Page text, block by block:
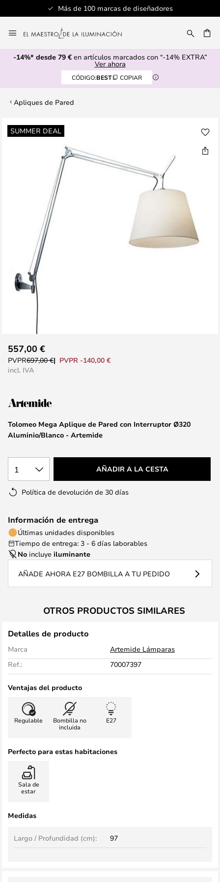
Más de 100 marcas de diseñadores
al
contenido
-14%* desde 79 €en artículos marcados con “-14% EXTRA”
Ver ahora
CÓDIGO:BEST COPIAR
Apliques de Pared
SUMMER DEAL
Saltar
al
comienzo
galería
imágenes
Tolomeo Mega Aplique de Pared con Interruptor Ø320
Aluminio/Blanco - Artemide
557,00 €
PVPR697,00 €
PVPR -140,00 €
incl. IVA
1 AÑADIR A LA CESTA
Política de devolución de 30 días
Información de entrega
Últimas unidades disponibles
Tiempo de entrega: 3 - 6 días laborables
No incluye iluminante
AÑADE AHORA E27 BOMBILLA A TU PEDIDO
OTROS PRODUCTOS SIMILARES
Detalles de producto
Marca
Artemide Lámparas
Ref.:
70007397
Ventajas del producto
Regulable
Bombilla no
incluida
E27
Perfecto para estas habitaciones
Sala de
estar
Medidas
Largo / Profundidad (cm): 97